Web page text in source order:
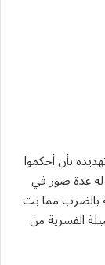
بأن أحكموا
له عدة صور في
بالضرب مما بث
القسرية من